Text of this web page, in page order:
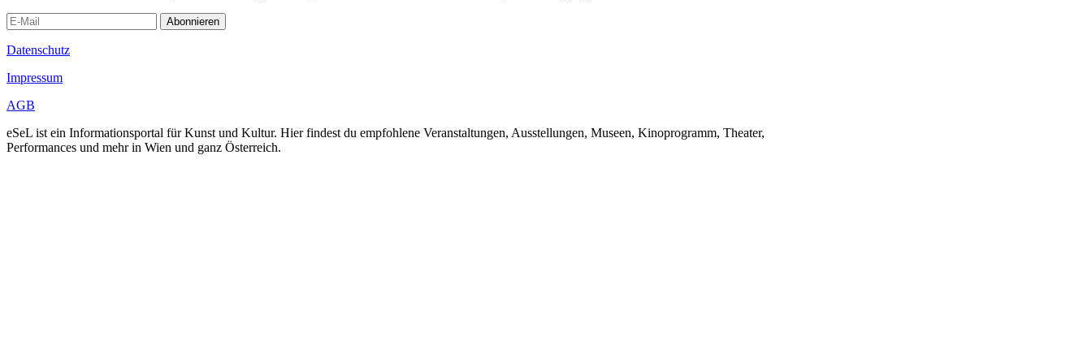
Abonnieren
Datenschutz
Impressum
AGB
eSeL ist ein Informationsportal für Kunst und Kultur. Hier findest du empfohlene Veranstaltungen, Ausstellungen, Museen, Kinoprogramm, Theater,
Performances und mehr in Wien und ganz Österreich.